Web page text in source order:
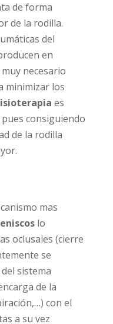
de forma
de la rodilla.
del
en
necesario
minimizar los
es
consiguiendo
de la rodilla
mas
lo
oclusales (cierre
se
sistema
de la
con el
a su vez